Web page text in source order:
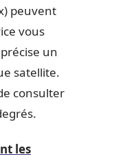
peuvent
vous
un
satellite.
consulter
les